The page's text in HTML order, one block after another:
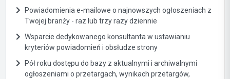
Powiadomienia e-mailowe o najnowszych ogłoszeniach z
Twojej branży - raz lub trzy razy dziennie
Wsparcie dedykowanego konsultanta w ustawianiu
kryteriów powiadomień i obsłudze strony
Pół roku dostępu do bazy z aktualnymi i archiwalnymi
ogłoszeniami o przetargach, wynikach przetargów,